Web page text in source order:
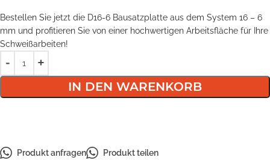
Bestellen Sie jetzt die D16-6 Bausatzplatte aus dem System 16 – 6
mm und profitieren Sie von einer hochwertigen Arbeitsfläche für Ihre
Schweißarbeiten!
IN DEN WARENKORB
Produkt anfragen Produkt teilen